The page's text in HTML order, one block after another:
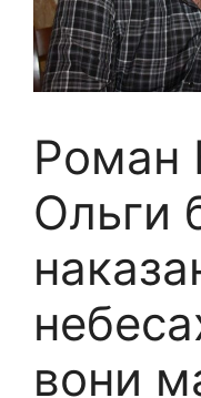
Роман
Ольги
вони